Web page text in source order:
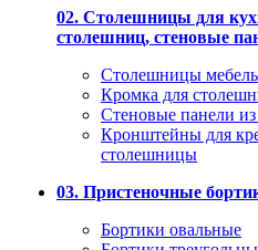
02. Столешницы для
столешниц, стеновые
Столешницы
Кромка для
Стеновые панели
Кронштейны для
столешницы
03. Пристеночные
Бортики овальные